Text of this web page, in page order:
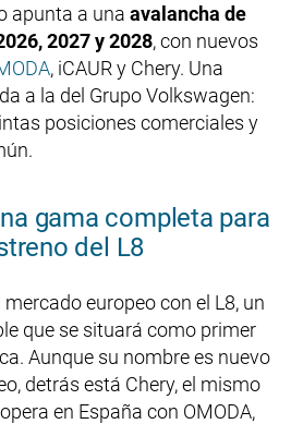
apunta a una avalancha de
2027 y 2028, con nuevos
, iCAUR y Chery. Una
a la del Grupo Volkswagen:
posiciones comerciales y
gama completa para
del L8
europeo con el L8, un
que se situará como primer
Aunque su nombre es nuevo
detrás está Chery, el mismo
en España con OMODA,